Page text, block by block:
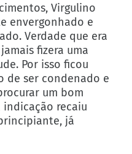
Virgulino
envergonhado e
Verdade que era
fizera uma
Por isso ficou
de ser condenado e
um bom
indicação recaiu
já